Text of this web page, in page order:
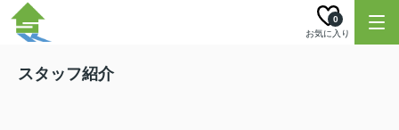
お気に入り
0
スタッフ紹介